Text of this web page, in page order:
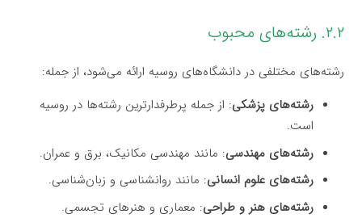
۲.۲. رشته‌های محبوب
رشته‌های مختلفی در دانشگاه‌های روسیه ارائه می‌شود، از جمله:
رشته‌های پزشکی: از جمله پرطرفدارترین رشته‌ها در روسیه
است.
رشته‌های مهندسی: مانند مهندسی مکانیک، برق و عمران.
رشته‌های علوم انسانی: مانند روانشناسی و زبان‌شناسی.
رشته‌های هنر و طراحی: معماری و هنرهای تجسمی.